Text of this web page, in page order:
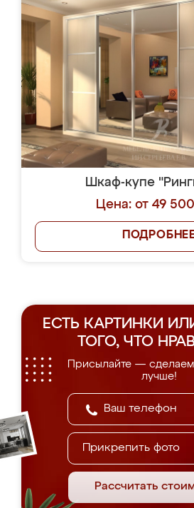
Шкаф-купе
Цена: от 49
ЕСТЬ КАРТИНКИ
ТОГО, ЧТО
Присылайте —
лучше!
Прикрепить фото
Рассчитать